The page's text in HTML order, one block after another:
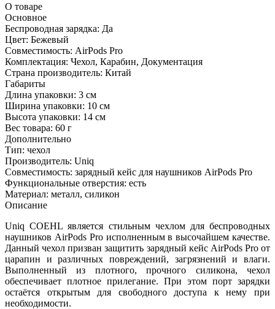
О товаре
Основное
Беспроводная зарядка: Да
Цвет: Бежевый
Совместимость: AirPods Pro
Комплектация: Чехол, Карабин, Документация
Страна производитель: Китай
Габариты
Длина упаковки: 3 см
Ширина упаковки: 10 см
Высота упаковки: 14 см
Вес товара: 60 г
Дополнительно
Тип: чехол
Производитель: Uniq
Совместимость: зарядный кейс для наушников AirPods Pro
Функциональные отверстия: есть
Материал: металл, силикон
Описание
Uniq COEHL является стильным чехлом для беспроводных
наушников AirPods Pro исполненным в высочайшем качестве.
Данный чехол призван защитить зарядный кейс AirPods Pro от
царапин и различных повреждений, загрязнений и влаги.
Выполненный из плотного, прочного силикона, чехол
обеспечивает плотное прилегание. При этом порт зарядки
остаётся открытым для свободного доступа к нему при
необходимости.